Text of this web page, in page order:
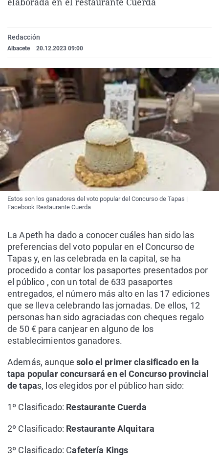
La rosa de los vientos
Gente viajera
Caso
Retornados
Operación Viuda
Extremadura
Galicia
Navarra
País Vasco
Virales
Televisión
Redacción
Albacete 20.12.2023 09:00
Estos son los ganadores del voto popular del Concurso de Tapas |
Facebook Restaurante Cuerda
La Apeth ha dado a conocer cuáles han sido las
preferencias del voto popular en el Concurso de
Tapas y, en las celebrada en la capital, se ha
procedido a contar los pasaportes presentados por
el público , con un total de 633 pasaportes
entregados, el número más alto en las 17 ediciones
que se lleva celebrando las jornadas. De ellos, 12
personas han sido agraciadas con cheques regalo
de 50 € para canjear en alguno de los
establecimientos ganadores.
Además, aunquesolo el primer clasificado en la
tapa popular concursará en el Concurso provincial
de tapas, los elegidos por el público han sido:
1º Clasificado: Restaurante Cuerda
2º Clasificado: Restaurante Alquitara
3º Clasificado: Cafetería Kings